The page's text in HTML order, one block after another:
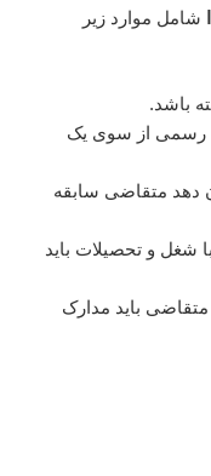
شامل موارد زیر
رسمی از سوی یک
دهد متقاضی سابقه
شغل و تحصیلات باید
باید مدارک